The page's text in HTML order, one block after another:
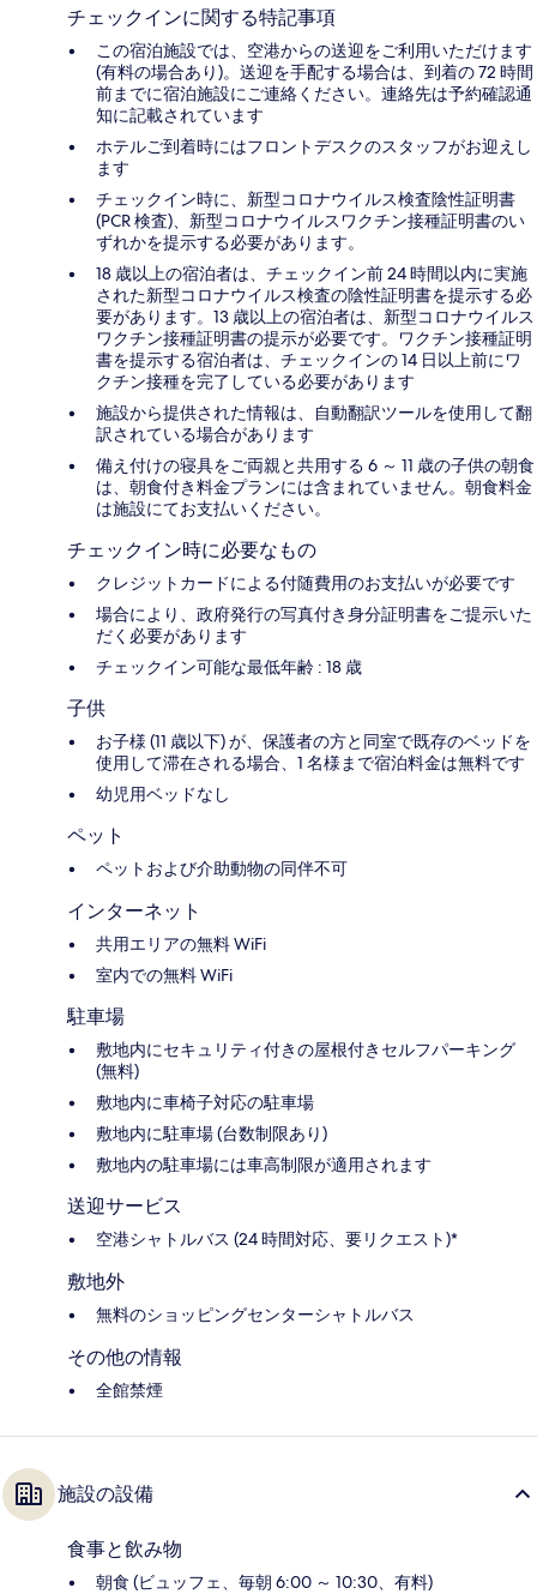
チェックインに関する特記事項
この宿泊施設では、空港からの送迎をご利用いただけます
(有料の場合あり)。送迎を手配する場合は、到着の 72 時間
前までに宿泊施設にご連絡ください。連絡先は予約確認通
知に記載されています
ホテルご到着時にはフロントデスクのスタッフがお迎えし
ます
チェックイン時に、新型コロナウイルス検査陰性証明書
(PCR 検査)、新型コロナウイルスワクチン接種証明書のい
ずれかを提示する必要があります。
18 歳以上の宿泊者は、チェックイン前 24 時間以内に実施
された新型コロナウイルス検査の陰性証明書を提示する必
要があります。13 歳以上の宿泊者は、新型コロナウイルス
ワクチン接種証明書の提示が必要です。ワクチン接種証明
書を提示する宿泊者は、チェックインの 14 日以上前にワ
クチン接種を完了している必要があります
施設から提供された情報は、自動翻訳ツールを使用して翻
訳されている場合があります
備え付けの寝具をご両親と共用する 6 ～ 11 歳の子供の朝食
は、朝食付き料金プランには含まれていません。朝食料金
は施設にてお支払いください。
チェックイン時に必要なもの
クレジットカードによる付随費用のお支払いが必要です
場合により、政府発行の写真付き身分証明書をご提示いた
だく必要があります
チェックイン可能な最低年齢 : 18 歳
子供
お子様 (11 歳以下) が、保護者の方と同室で既存のベッドを
使用して滞在される場合、1 名様まで宿泊料金は無料です
幼児用ベッドなし
ペット
ペットおよび介助動物の同伴不可
インターネット
共用エリアの無料 WiFi
室内での無料 WiFi
駐車場
敷地内にセキュリティ付きの屋根付きセルフパーキング
(無料)
敷地内に車椅子対応の駐車場
敷地内に駐車場 (台数制限あり)
敷地内の駐車場には車高制限が適用されます
送迎サービス
空港シャトルバス (24 時間対応、要リクエスト)*
敷地外
無料のショッピングセンターシャトルバス
その他の情報
全館禁煙
施設の設備
食事と飲み物
朝食 (ビュッフェ、毎朝 6:00 ～ 10:30、有料)